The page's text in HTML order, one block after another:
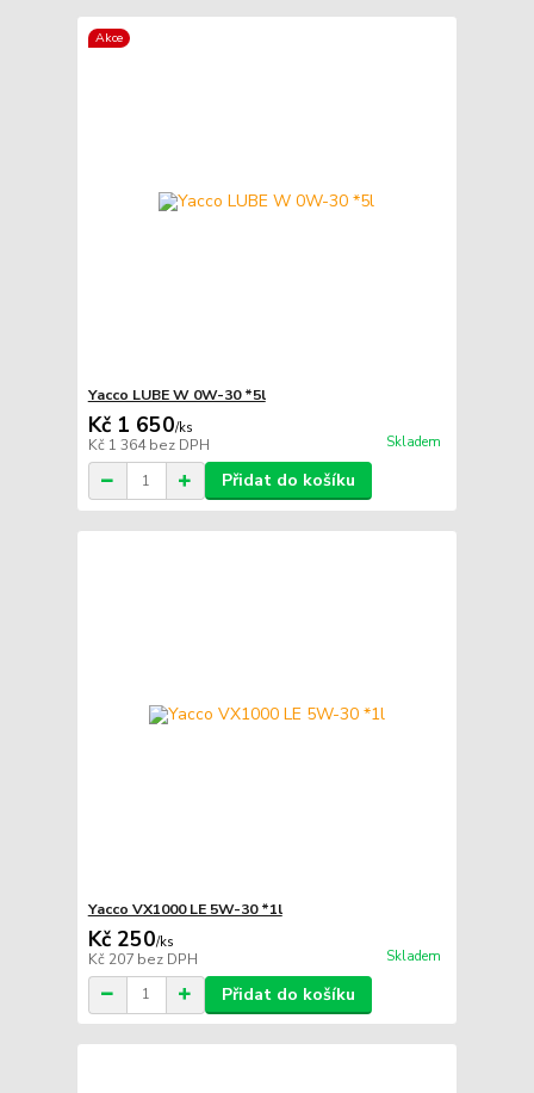
Akce
Yacco LUBE W 0W-30 *5l
Kč 1 650/ks
Kč 1 364bez DPH Skladem
Přidat do košíku
Yacco VX1000 LE 5W-30 *1l
Kč 250/ks
Kč 207 bez DPH Skladem
Přidat do košíku